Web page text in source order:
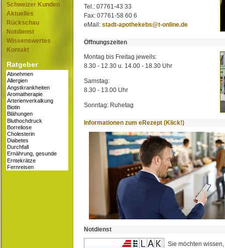
Schweizer Kunden
Aktuelles
Rückschau
Notdienst
Wissenswertes
Kontakt
Ratgeber
Tel.: 07761-43 33
Fax: 07761-58 60 6
eMail: stadt-apothekebs@t-online.de
Öffnungszeiten
Montag bis Freitag jeweils:
8.30 - 12.30 u. 14.00 - 18.30 Uhr
Samstag:
8.30 - 13.00 Uhr
Sonntag: Ruhetag
Informationen zum eRezept (Klick!)
Notdienst
Sie möchten